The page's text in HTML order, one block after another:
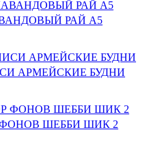
РАЙ А5
АРМЕЙСКИЕ БУДНИ
ФОНОВ ШЕББИ ШИК 2